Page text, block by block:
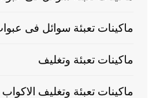
ماكينات تعبئة سوائل فى
ماكينات تعبئة وتغليف
ماكينات تعبئة وتغليف الاكواب